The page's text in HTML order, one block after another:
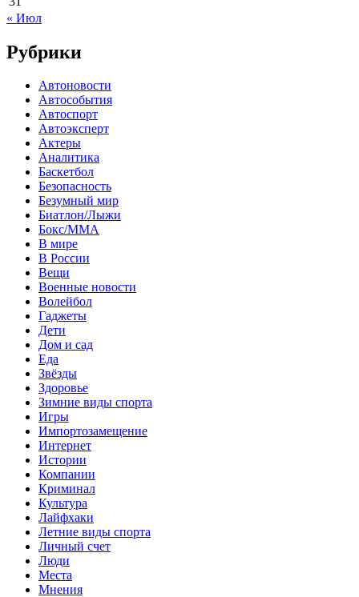
« Июл
Рубрики
Автоновости
Автособытия
Автоспорт
Автоэксперт
Актеры
Аналитика
Баскетбол
Безопасность
Безумный мир
Биатлон/Лыжи
Бокс/MMA
В мире
В России
Вещи
Военные новости
Волейбол
Гаджеты
Дети
Дом и сад
Еда
Звёзды
Здоровье
Зимние виды спорта
Игры
Импортозамещение
Интернет
Истории
Компании
Криминал
Культура
Лайфхаки
Летние виды спорта
Личный счет
Люди
Места
Мнения